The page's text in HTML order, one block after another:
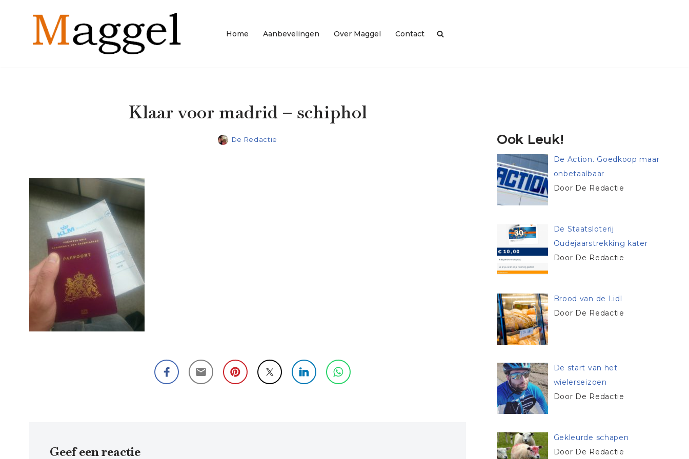
Home Aanbevelingen Over Maggel Contact
Klaar voor madrid – schiphol
De Redactie
Geef een reactie
Ook Leuk!
De Action. Goedkoop maar
onbetaalbaar
Door De Redactie
De Staatsloterij
Oudejaarstrekking kater
Door De Redactie
Brood van de Lidl
Door De Redactie
De start van het
wielerseizoen
Door De Redactie
Gekleurde schapen
Door De Redactie